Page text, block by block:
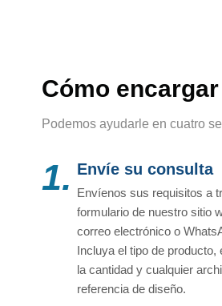
Cómo
Podemos ayudarle en cuatro
1. Envíe su consulta
Envíenos sus requisitos a
formulario de nuestro sitio
correo electrónico o
Incluya el tipo de producto,
la cantidad y cualquier
referencia de diseño.